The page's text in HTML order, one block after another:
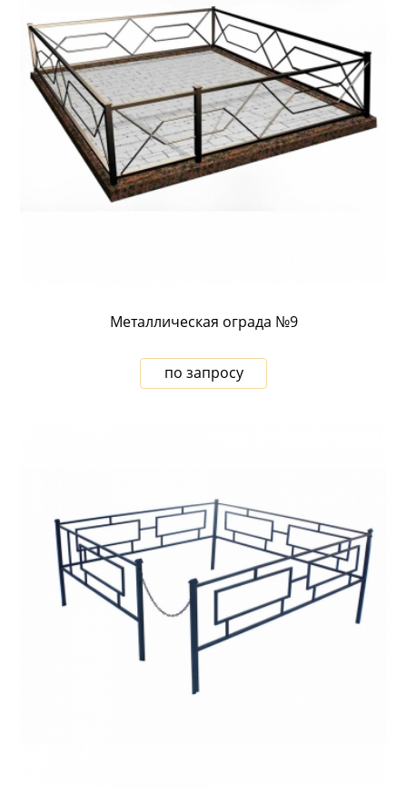
Металлическая ограда №9
по запросу